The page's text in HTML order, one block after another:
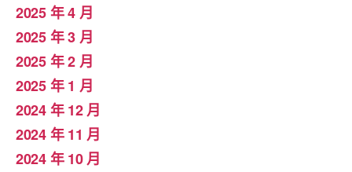
2025 年 4 月
2025 年 3 月
2025 年 2 月
2025 年 1 月
2024 年 12 月
2024 年 11 月
2024 年 10 月